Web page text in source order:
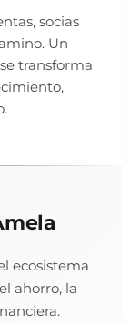
socias
Un
transforma
ecosistema
ahorro, la